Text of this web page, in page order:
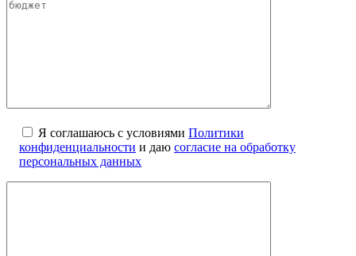
Я соглашаюсь с условиями Политики
конфиденциальности и даю согласие на обработку
персональных данных